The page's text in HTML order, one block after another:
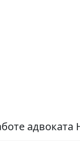
адвоката